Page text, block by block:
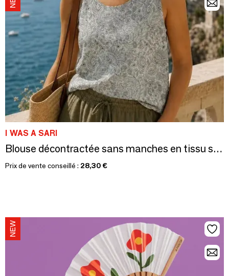
I WAS A SARI
Blouse décontractée sans manches en tissu sari recyclé
Prix de vente conseillé : 28,30 €